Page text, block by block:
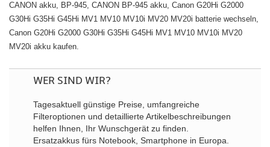
CANON akku, BP-945, CANON BP-945 akku, Canon G20Hi G2000
G30Hi G35Hi G45Hi MV1 MV10 MV10i MV20 MV20i batterie wechseln,
Canon G20Hi G2000 G30Hi G35Hi G45Hi MV1 MV10 MV10i MV20
MV20i akku kaufen.
WER SIND WIR?
Tagesaktuell günstige Preise, umfangreiche
Filteroptionen und detaillierte Artikelbeschreibungen
helfen Ihnen, Ihr Wunschgerät zu finden.
Ersatzakkus fürs Notebook, Smartphone in Europa.